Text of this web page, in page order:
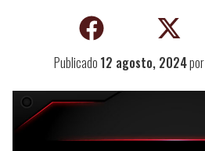
Publicado 12 agosto, 2024por